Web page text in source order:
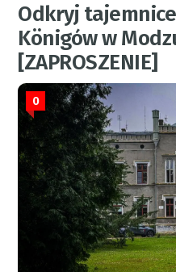
Odkryj
Königów w
[ZAPROSZENIE]
0